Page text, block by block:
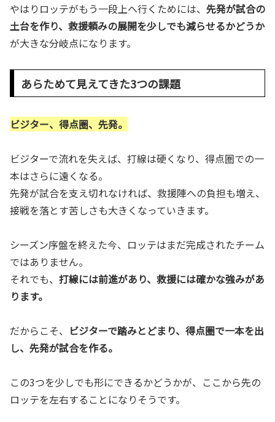
やはりロッテがもう一段上へ行くためには、 先発が試合の
土台を作り、救援頼みの展開を少しでも減らせるかどうか
が大きな分岐点になります。
あらためて見えてきた3つの課題
ビジター、得点圏、先発。
ビジターで流れを失えば、打線は硬くなり、得点圏での一
本はさらに遠くなる。
先発が試合を支え切れなければ、救援陣への負担も増え、
接戦を落とす苦しさも大きくなっていきます。
シーズン序盤を終えた今、ロッテはまだ完成されたチーム
ではありません。
それでも、 打線には前進があり、救援には確かな強みがあ
ります。
だからこそ、 ビジターで踏みとどまり、得点圏で一本を出
し、先発が試合を作る。
この3つを少しでも形にできるかどうかが、ここから先の
ロッテを左右することになりそうです。